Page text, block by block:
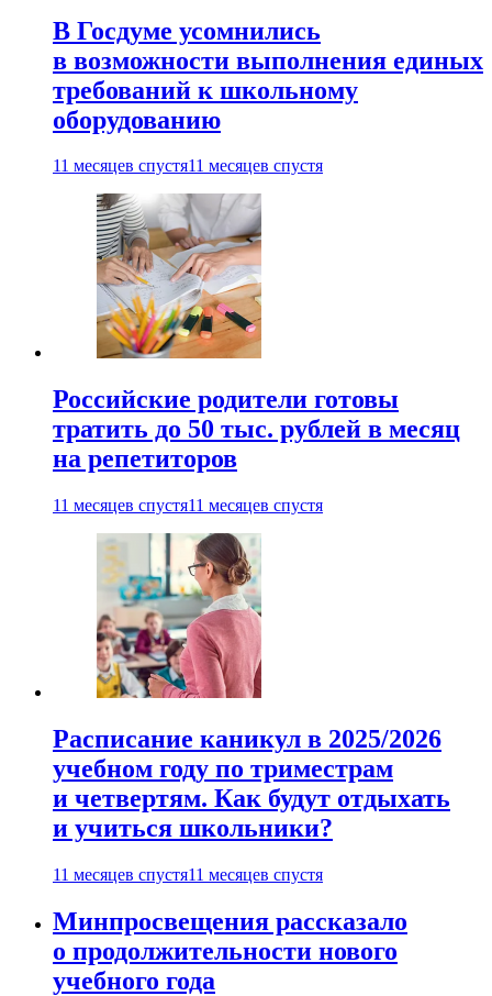
В Госдуме усомнились
в возможности выполнения единых
требований к школьному
оборудованию
11 месяцев спустя11 месяцев спустя
Российские родители готовы
тратить до 50 тыс. рублей в месяц
на репетиторов
11 месяцев спустя11 месяцев спустя
Расписание каникул в 2025/2026
учебном году по триместрам
и четвертям. Как будут отдыхать
и учиться школьники?
11 месяцев спустя11 месяцев спустя
Минпросвещения рассказало
о продолжительности нового
учебного года